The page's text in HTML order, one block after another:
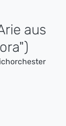
aus